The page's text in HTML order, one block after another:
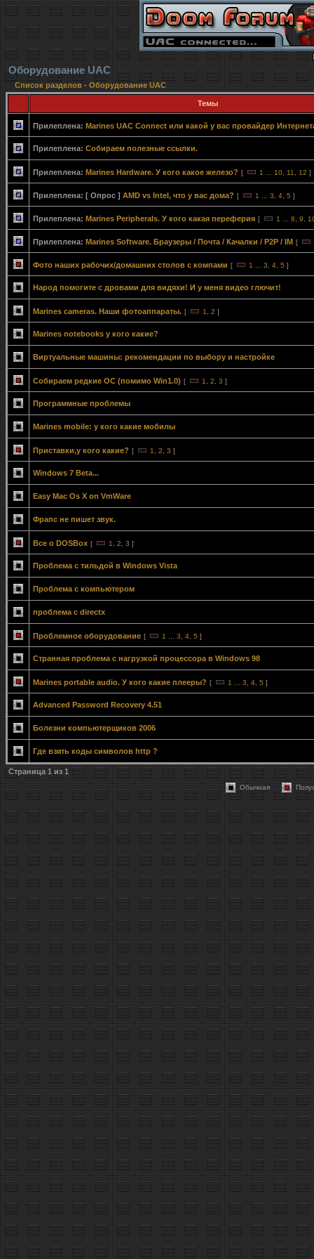
Оборудование UAC
Список разделов - Оборудование UAC
Темы
Прилеплена: Marines UAC Connect или какой у вас провайдер
Прилеплена: Собираем полезные ссылки.
Прилеплена: Marines Hardware. У кого какое железо? [ 1 10 11 12 ]
Прилеплена: [ Опрос ] AMD vs Intel, что у вас дома? [ 1 3 4 5 ]
Прилеплена: Marines Peripherals. У кого какая переферия [ 1 8 9
Прилеплена: Marines Software. Браузеры / Почта / Качалки / P2P / IM [
Фото наших рабочих/домашних столов с компами [ 1 3 4 5 ]
Народ помогите с дровами для видяхи! И у меня видео глючит!
Marines cameras. Наши фотоаппараты. [ 1 2 ]
Marines notebooks у кого какие?
Виртуальные машины: рекомендации по выбору и настройке
Собираем редкие ОС (помимо Win1.0) [ 1 2 3 ]
Программные проблемы
Marines mobile: у кого какие мобилы
Приставки,у кого какие? [ 1 2 3 ]
Windows 7 Beta...
Easy Mac Os X on VmWare
Фрапс не пишет звук.
Все о DOSBox [ 1 2 3 ]
Проблема с тильдой в Windows Vista
Проблема с компьютером
проблема с directx
Проблемное оборудование [ 1 3 4 5 ]
Странная проблема с нагрузкой процессора в Windows 98
Marines portable audio. У кого какие плееры? [ 1 3 4 5 ]
Advanced Password Recovery 4.51
Болезни компьютерщиков 2006
Где взять коды символов http ?
Страница 1из 1
Обычная